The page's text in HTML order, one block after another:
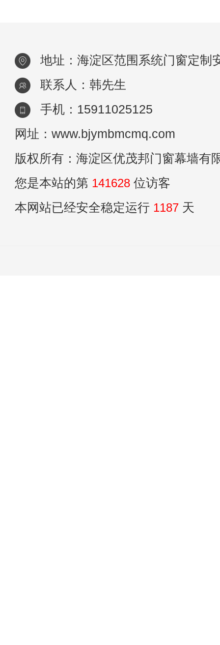
地址：海淀区范围系统门窗定制
联系人：韩先生
手机：15911025125
网址：www.bjymbmcmq.com
版权所有：海淀区优茂邦门窗幕墙有
您是本站的第 141628 位访客
本网站已经安全稳定运行 1187 天